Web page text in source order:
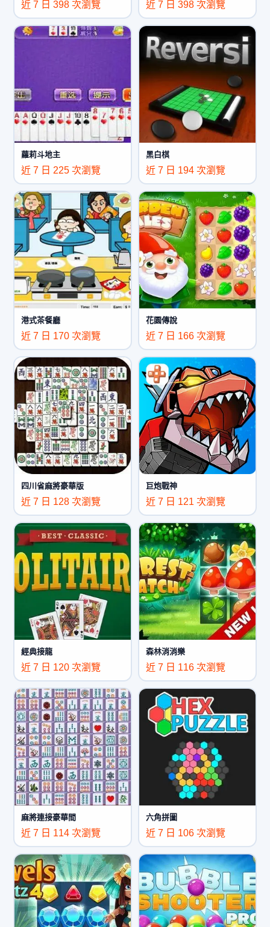
近 7 日 398 次瀏覽 近 7 日 398 次瀏覽
蘿莉斗地主
近 7 日 225 次瀏覽
黑白棋
近 7 日 194 次瀏覽
港式茶餐廳
近 7 日 170 次瀏覽
花園傳說
近 7 日 166 次瀏覽
四川省麻將豪華版
近 7 日 128 次瀏覽
巨炮戰神
近 7 日 121 次瀏覽
經典接龍
近 7 日 120 次瀏覽
森林消消樂
近 7 日 116 次瀏覽
麻將連接豪華間
近 7 日 114 次瀏覽
六角拼圖
近 7 日 106 次瀏覽